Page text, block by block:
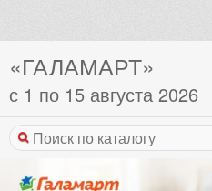
«ГАЛАМАРТ»
с 1 по 15 августа 2026